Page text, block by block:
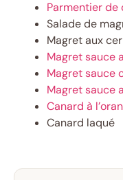
Parmentier de
Salade de
Magret aux
Magret sauce
Magret sauce
Magret sauce
Canard à
Canard laqué